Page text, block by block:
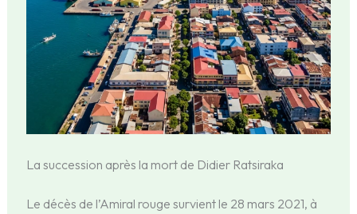
La succession après la mort de Didier Ratsiraka
Le décès de l’Amiral rouge survient le 28 mars 2021, à